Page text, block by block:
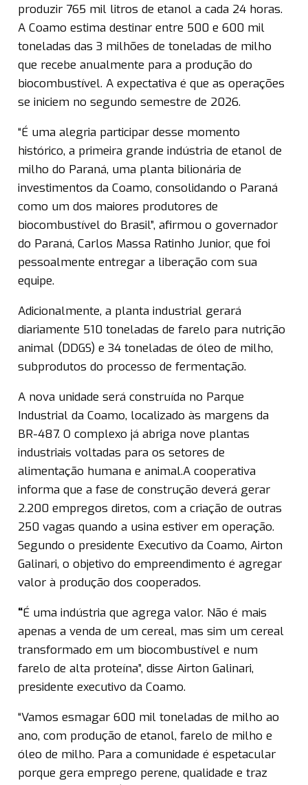
produzir 765 mil litros de etanol a cada 24 horas.
A Coamo estima destinar entre 500 e 600 mil
toneladas das 3 milhões de toneladas de milho
que recebe anualmente para a produção do
biocombustível. A expectativa é que as operações
se iniciem no segundo semestre de 2026.
“É uma alegria participar desse momento
histórico, a primeira grande indústria de etanol de
milho do Paraná, uma planta bilionária de
investimentos da Coamo, consolidando o Paraná
como um dos maiores produtores de
biocombustível do Brasil”, afirmou o governador
do Paraná, Carlos Massa Ratinho Junior, que foi
pessoalmente entregar a liberação com sua
equipe.
Adicionalmente, a planta industrial gerará
diariamente 510 toneladas de farelo para nutrição
animal (DDGS) e 34 toneladas de óleo de milho,
subprodutos do processo de fermentação.
A nova unidade será construída no Parque
Industrial da Coamo, localizado às margens da
BR-487. O complexo já abriga nove plantas
industriais voltadas para os setores de
alimentação humana e animal.A cooperativa
informa que a fase de construção deverá gerar
2.200 empregos diretos, com a criação de outras
250 vagas quando a usina estiver em operação.
Segundo o presidente Executivo da Coamo, Airton
Galinari, o objetivo do empreendimento é agregar
valor à produção dos cooperados.
“É uma indústria que agrega valor. Não é mais
apenas a venda de um cereal, mas sim um cereal
transformado em um biocombustível e num
farelo de alta proteína”, disse Airton Galinari,
presidente executivo da Coamo.
“Vamos esmagar 600 mil toneladas de milho ao
ano, com produção de etanol, farelo de milho e
óleo de milho. Para a comunidade é espetacular
porque gera emprego perene, qualidade e traz